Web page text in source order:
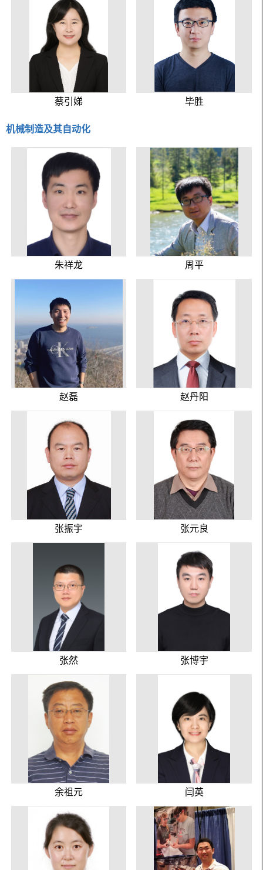
蔡引娣 毕胜
机械制造及其自动化
朱祥龙 周平
赵磊 赵丹阳
张振宇 张元良
张然 张博宇
余祖元 闫英